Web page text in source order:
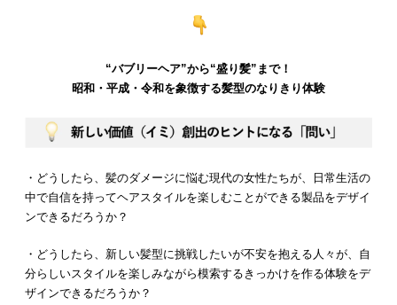
“バブリーヘア”から“盛り髪”まで！
昭和・平成・令和を象徴する髪型のなりきり体験
・どうしたら、髪のダメージに悩む現代の女性たちが、日常生活の
中で自信を持ってヘアスタイルを楽しむことができる製品をデザイ
ンできるだろうか？
・どうしたら、新しい髪型に挑戦したいが不安を抱える人々が、自
分らしいスタイルを楽しみながら模索するきっかけを作る体験をデ
ザインできるだろうか？